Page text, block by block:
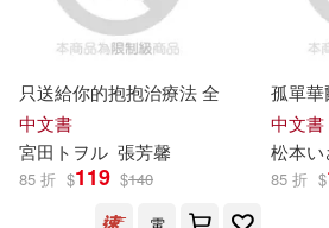
空路惠(3)
素人onlyﾌﾟﾗﾑ(3) 紺菓(3)
美園マリカ(3) 美波こ
ジャパンプリント(1)
ジー・ビー(1)
ダイアプレス(1)
只送給你的抱抱治療法 全
中文書
宮田トヲル 張芳馨
85 折 $119 $140
孤單華
中文書
松本い
85 折 $